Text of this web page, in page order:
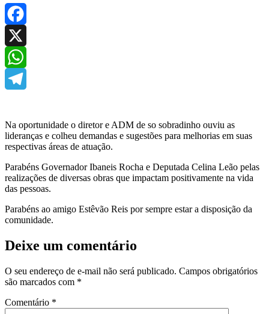
Facebook
X
WhatsApp
Na oportunidade o diretor e ADM de so sobradinho ouviu as
lideranças e colheu demandas e sugestões para melhorias em suas
respectivas áreas de atuação.
Parabéns Governador Ibaneis Rocha e Deputada Celina Leão pelas
realizações de diversas obras que impactam positivamente na vida
das pessoas.
Parabéns ao amigo Estêvão Reis por sempre estar a disposição da
comunidade.
Deixe um comentário
O seu endereço de e-mail não será publicado. Campos obrigatórios
são marcados com *
Comentário *